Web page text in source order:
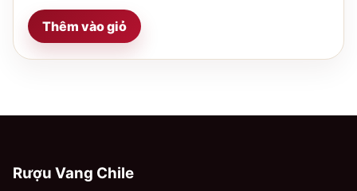
Thêm vào giỏ
Rượu Vang Chile